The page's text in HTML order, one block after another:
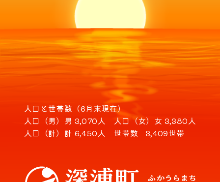
人口と世帯数（6月末現在）
人口（男） 男 3,070人 人口（女） 女 3,380人
人口（計） 計 6,450人 世帯数 3,409世帯